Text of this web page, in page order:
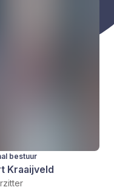
bestuur
Kraaijveld